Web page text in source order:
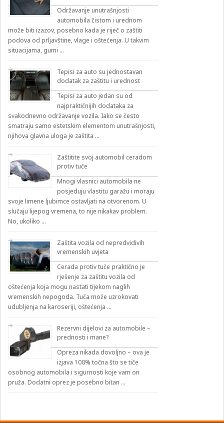
Održavanje unutrašnjosti
automobila čistom i urednom
može biti izazov, posebno kada je riječ o zaštiti
podova od prljavštine, vlage i oštećenja. U takvim
situacijama, gumi …
Tepisi za auto su jednostavan
dodatak za zaštitu i urednost
Tepisi za auto jedan su od
najpraktičnijih dodataka za
svakodnevno održavanje vozila. Iako se često
smatraju samo estetskim elementom unutrašnjosti,
njihova glavna uloga je zaštita …
Zaštitite svoj automobil ceradom
protiv tuče
Mnogi vlasnici automobila ne
posjeduju vlastitu garažu i moraju
svoje limene ljubimce ostavljati na otvorenom. U
slučaju lijepog vremena, to nije nikakav problem.
No, ukoliko …
Zaštita vozila od nepredvidivih
vremenskih uvjeta
Cerada protiv tuče praktično je
rješenje za zaštitu vozila od
oštećenja koja mogu nastati tijekom naglih
vremenskih nepogoda. Tuča može uzrokovati
udubljenja na karoseriji, oštećenja …
Rezervni dijelovi za automobile –
prednosti i mane?
Opreza nikada dovoljno – ova je
izjava 100% točna što se tiče
osobnog automobila i sigurnosti koje vam on
pruža. Dodatni oprez je posebno bitan …